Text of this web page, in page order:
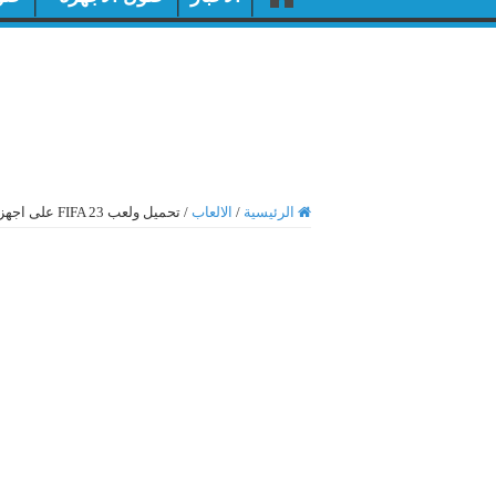
الرئيسية / الالعاب / تحميل ولعب FIFA 23 على اجهزة الماك Mac